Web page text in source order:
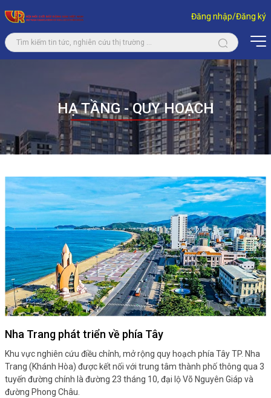
Đăng nhập/Đăng ký
HẠ TẦNG - QUY HOẠCH
Nha Trang phát triển về phía Tây
Khu vực nghiên cứu điều chỉnh, mở rộng quy hoạch phía Tây TP. Nha
Trang (Khánh Hòa) được kết nối với trung tâm thành phố thông qua 3
tuyến đường chính là đường 23 tháng 10, đại lộ Võ Nguyên Giáp và
đường Phong Châu.